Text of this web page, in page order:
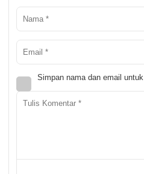
Simpan nama dan email